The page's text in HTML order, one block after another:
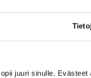
juuri sinulle. Evästeet